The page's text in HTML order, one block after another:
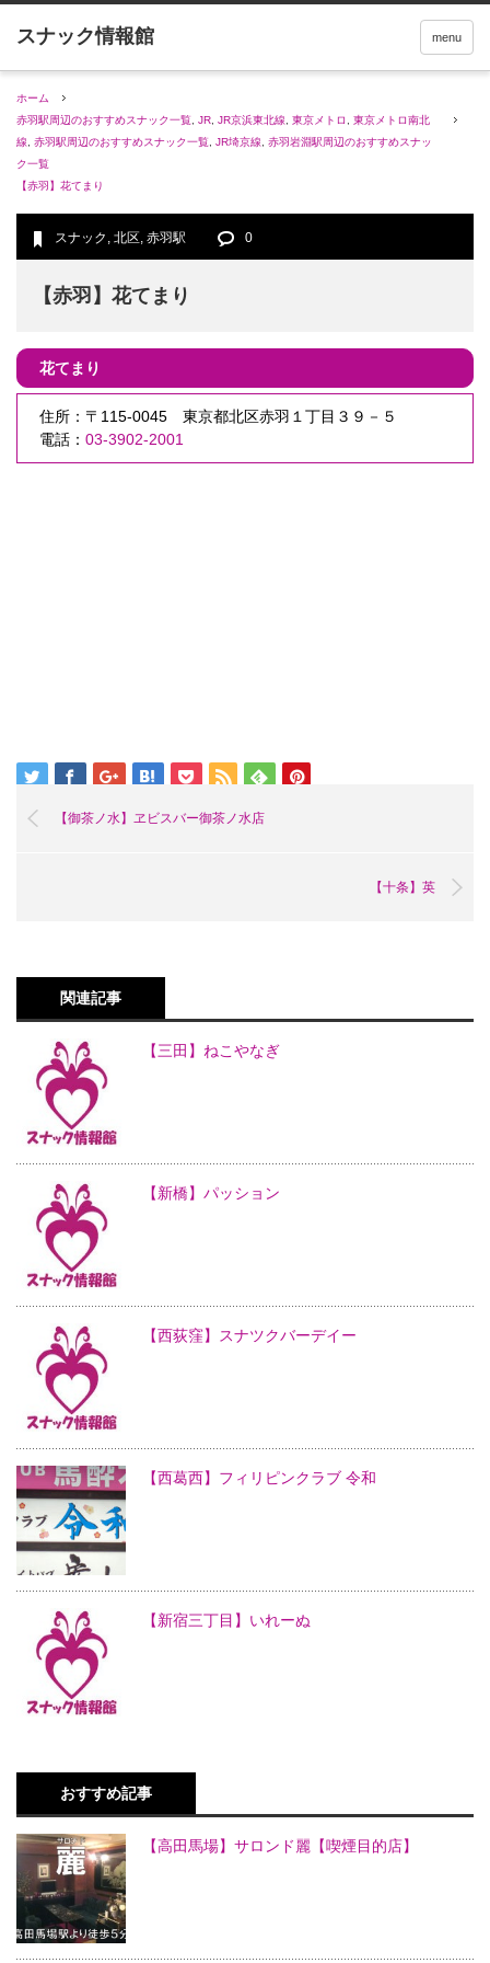
menu
ホーム
赤羽駅周辺のおすすめスナック一覧 JR JR京浜東北線 東京メトロ
東京メトロ南北
線
赤羽駅周辺のおすすめスナック一覧 JR埼京線
赤羽岩淵駅周辺のおすすめスナッ
ク一覧
【赤羽】花てまり
スナック , 北区, 赤羽駅 0
【赤羽】花てまり
花てまり
住所：〒115-0045 東京都北区赤羽１丁目３９－５
電話： 03-3902-2001
【御茶ノ水】ヱビスバー御茶ノ水店
【十条】英
関連記事
【三田】ねこやなぎ
【新橋】パッション
【西荻窪】スナツクバーデイー
【西葛西】フィリピンクラブ 令和
【新宿三丁目】いれーぬ
おすすめ記事
【高田馬場】サロンド麗【喫煙目的店】